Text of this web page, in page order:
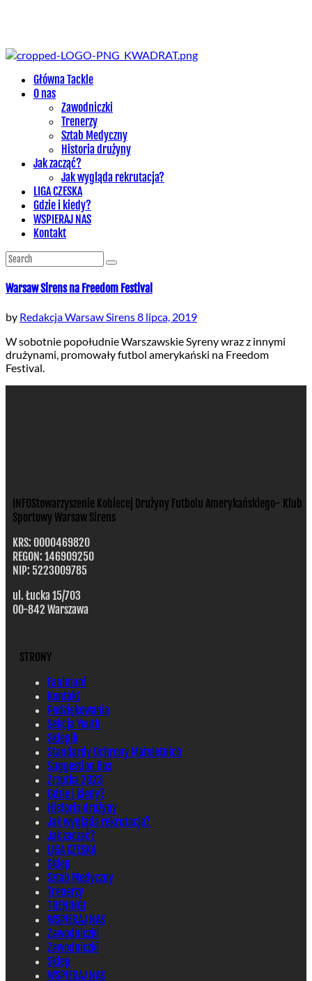
Główna Tackle
O nas
Zawodniczki
Trenerzy
Sztab Medyczny
Historia drużyny
Jak zacząć?
Jak wygląda rekrutacja?
LIGA CZESKA
Gdzie i kiedy?
WSPIERAJ NAS
Kontakt
Warsaw Sirens na Freedom Festival
by Redakcja Warsaw Sirens8 lipca, 2019
W sobotnie popołudnie Warszawskie Syreny wraz z innymi
drużynami, promowały futbol amerykański na Freedom
Festival.
INFOStowarzyszenie Kobiecej Drużyny Futbolu Amerykańskiego- Klub
Sportowy Warsaw Sirens
KRS: 0000469820
REGON: 146909250
NIP: 5223009785
ul. Łucka 15/703
00-842 Warszawa
STRONY
Fanimani
Kontakt
Podziękowania
Sekcja Youth
Sklepik
Standardy Ochrony Małoletnich
Suggestion Box
Zrzutka 2023
Gdzie i kiedy?
Historia drużyny
Jak wygląda rekrutacja?
Jak zacząć?
LIGA CZESKA
Sklep
Sztab Medyczny
Trenerzy
TRENINGI
WSPIERAJ NAS
Zawodniczki
Zawodniczki
Sklep
WSPIERAJ NAS